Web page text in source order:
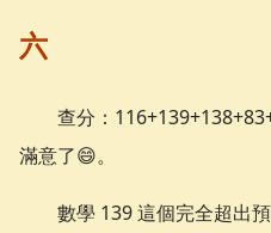
六
查分：
滿意了😄️。
數學 139 這個完全超出